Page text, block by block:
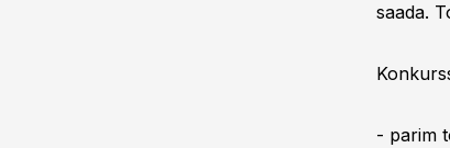
saada.
- parim